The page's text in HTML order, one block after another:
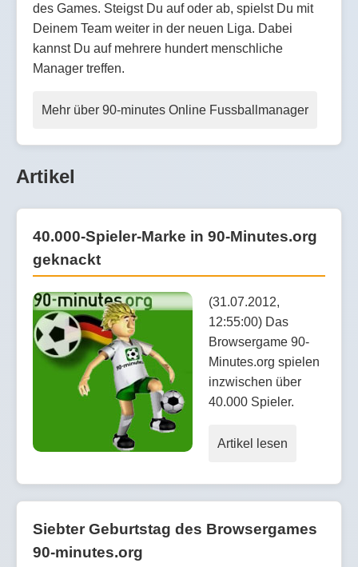
des Games. Steigst Du auf oder ab, spielst Du mit
Deinem Team weiter in der neuen Liga. Dabei
kannst Du auf mehrere hundert menschliche
Manager treffen.
Mehr über 90-minutes Online Fussballmanager
Artikel
40.000-Spieler-Marke in 90-Minutes.org
geknackt
(31.07.2012,
12:55:00) Das
Browsergame 90-
Minutes.org spielen
inzwischen über
40.000 Spieler.
Artikel lesen
Siebter Geburtstag des Browsergames
90-minutes.org